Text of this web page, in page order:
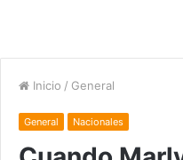
Inicio / General
General Nacionales